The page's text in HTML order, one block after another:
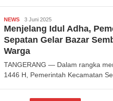
NEWS Redaksi
3 Juni 2025
Menjelang Idul Adha,
Sepatan Gelar Bazar
Warga
TANGERANG — Dalam rangka
1446 H, Pemerintah Kecamatan